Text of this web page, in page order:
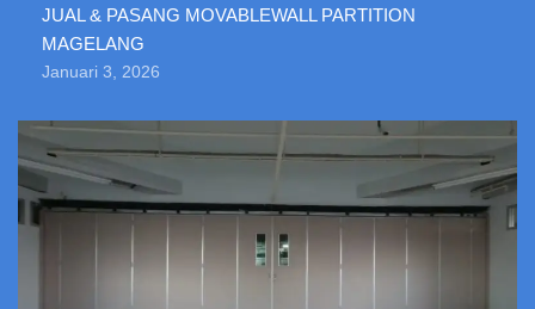
JUAL & PASANG MOVABLEWALL PARTITION
MAGELANG
Januari 3, 2026